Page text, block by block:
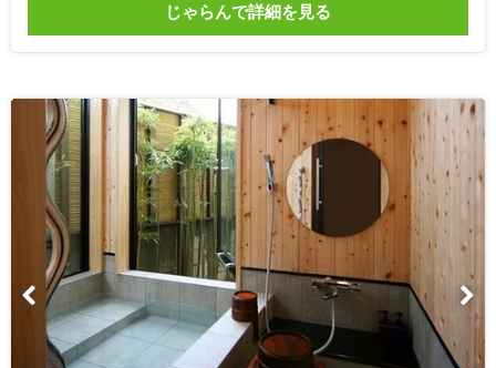
じゃらんで詳細を見る